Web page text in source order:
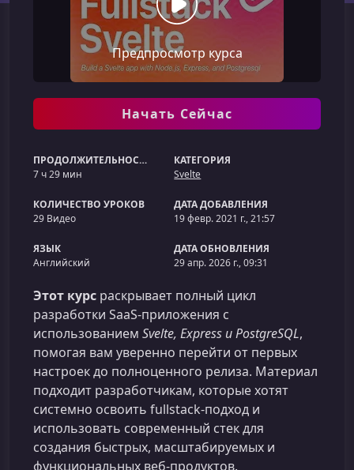
Предпросмотр курса
Начать Сейчас
ПРОДОЛЖИТЕЛЬНОСТЬ
7 ч 29 мин
КАТЕГОРИЯ
Svelte
КОЛИЧЕСТВО УРОКОВ
29 Видео
ДАТА ДОБАВЛЕНИЯ
19 февр. 2021 г., 21:57
ЯЗЫК
Английский
ДАТА ОБНОВЛЕНИЯ
29 апр. 2026 г., 09:31
Этот курс раскрывает полный цикл
разработки SaaS‑приложения с
использованием Svelte, Express и PostgreSQL,
помогая вам уверенно перейти от первых
настроек до полноценного релиза. Материал
подходит разработчикам, которые хотят
системно освоить fullstack‑подход и
использовать современный стек для
создания быстрых, масштабируемых и
функциональных веб‑продуктов.